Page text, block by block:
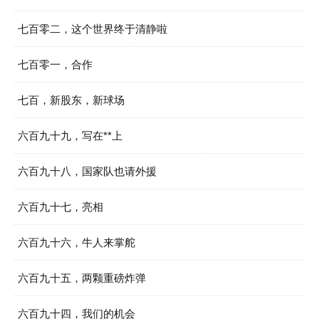
七百零二，这个世界终于清静啦
七百零一，合作
七百，新股东，新球场
六百九十九，写在**上
六百九十八，国家队也请外援
六百九十七，亮相
六百九十六，牛人来掌舵
六百九十五，两颗重磅炸弹
六百九十四，我们的机会